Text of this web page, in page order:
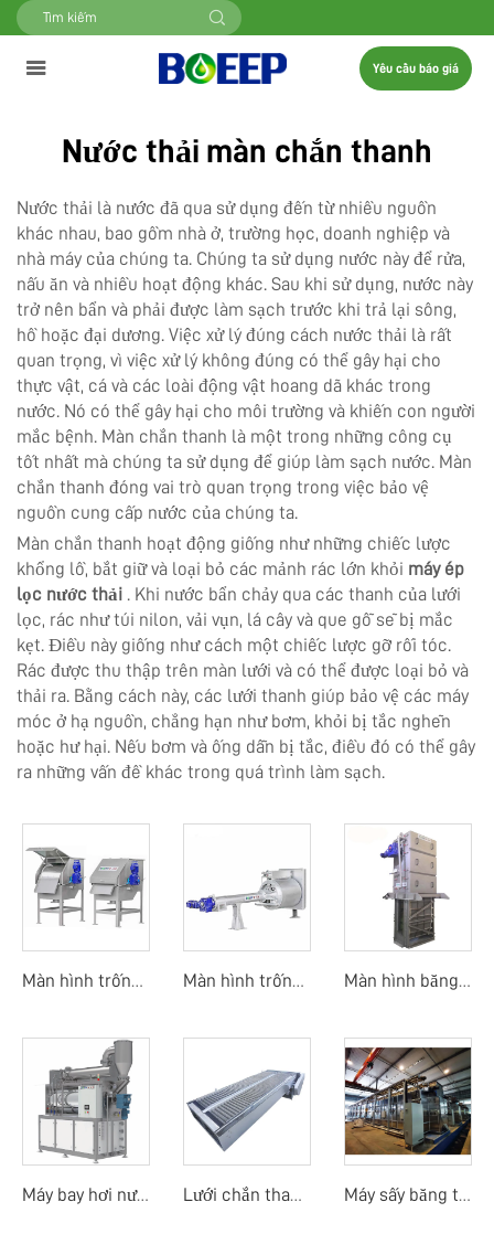
Yêu cầu báo giá
Nước thải màn chắn thanh
Nước thải là nước đã qua sử dụng đến từ nhiều nguồn
khác nhau, bao gồm nhà ở, trường học, doanh nghiệp và
nhà máy của chúng ta. Chúng ta sử dụng nước này để rửa,
nấu ăn và nhiều hoạt động khác. Sau khi sử dụng, nước này
trở nên bẩn và phải được làm sạch trước khi trả lại sông,
hồ hoặc đại dương. Việc xử lý đúng cách nước thải là rất
quan trọng, vì việc xử lý không đúng có thể gây hại cho
thực vật, cá và các loài động vật hoang dã khác trong
nước. Nó có thể gây hại cho môi trường và khiến con người
mắc bệnh. Màn chắn thanh là một trong những công cụ
tốt nhất mà chúng ta sử dụng để giúp làm sạch nước. Màn
chắn thanh đóng vai trò quan trọng trong việc bảo vệ
nguồn cung cấp nước của chúng ta.
Màn chắn thanh hoạt động giống như những chiếc lược
khổng lồ, bắt giữ và loại bỏ các mảnh rác lớn khỏi máy ép
lọc nước thải . Khi nước bẩn chảy qua các thanh của lưới
lọc, rác như túi nilon, vải vụn, lá cây và que gỗ sẽ bị mắc
kẹt. Điều này giống như cách một chiếc lược gỡ rối tóc.
Rác được thu thập trên màn lưới và có thể được loại bỏ và
thải ra. Bằng cách này, các lưới thanh giúp bảo vệ các máy
móc ở hạ nguồn, chẳng hạn như bơm, khỏi bị tắc nghẽn
hoặc hư hại. Nếu bơm và ống dẫn bị tắc, điều đó có thể gây
ra những vấn đề khác trong quá trình làm sạch.
Màn hình trống quay ngoài Màn hình trống quay mịn Màn hình băng dòng trung tâm
Máy bay hơi nước thải Lưới chắn thanh mảnh Máy sấy băng tải nhiệt độ thấp sử dụng nhiệt thải